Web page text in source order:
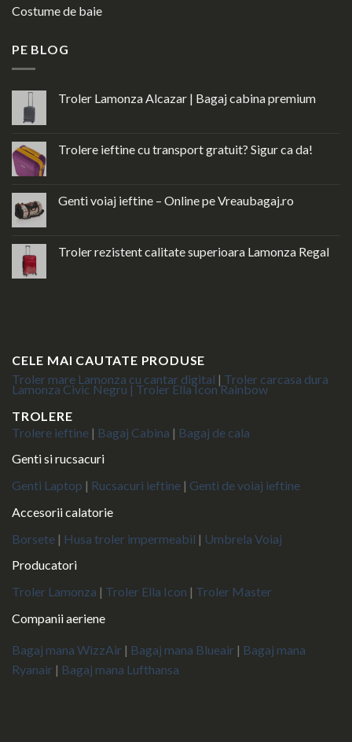
Costume de baie
PE BLOG
Troler Lamonza Alcazar | Bagaj cabina premium
Trolere ieftine cu transport gratuit? Sigur ca da!
Genti voiaj ieftine – Online pe Vreaubagaj.ro
Troler rezistent calitate superioara Lamonza Regal
CELE MAI CAUTATE PRODUSE
Troler mare Lamonza cu cantar digital | Troler carcasa dura
Lamonza Civic Negru | Troler Ella Icon Rainbow
TROLERE
Trolere ieftine | Bagaj Cabina | Bagaj de cala
Genti si rucsacuri
Genti Laptop | Rucsacuri ieftine | Genti de voiaj ieftine
Accesorii calatorie
Borsete | Husa troler impermeabil | Umbrela Voiaj
Producatori
Troler Lamonza | Troler Ella Icon | Troler Master
Companii aeriene
Bagaj mana WizzAir | Bagaj mana Blueair | Bagaj mana
Ryanair | Bagaj mana Lufthansa